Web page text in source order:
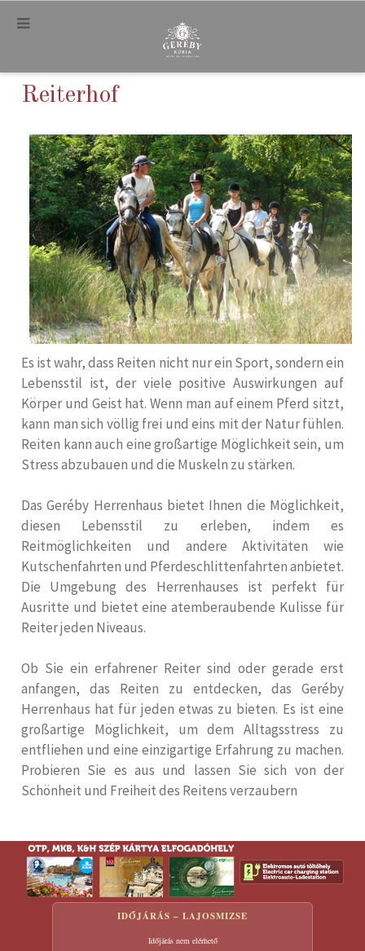
.
Reiterhof
Es ist wahr, dass Reiten nicht nur ein Sport, sondern ein
Lebensstil ist, der viele positive Auswirkungen auf
Körper und Geist hat. Wenn man auf einem Pferd sitzt,
kann man sich völlig frei und eins mit der Natur fühlen.
Reiten kann auch eine großartige Möglichkeit sein, um
Stress abzubauen und die Muskeln zu stärken.
Das Geréby Herrenhaus bietet Ihnen die Möglichkeit,
diesen Lebensstil zu erleben, indem es
Reitmöglichkeiten und andere Aktivitäten wie
Kutschenfahrten und Pferdeschlittenfahrten anbietet.
Die Umgebung des Herrenhauses ist perfekt für
Ausritte und bietet eine atemberaubende Kulisse für
Reiter jeden Niveaus.
Ob Sie ein erfahrener Reiter sind oder gerade erst
anfangen, das Reiten zu entdecken, das Geréby
Herrenhaus hat für jeden etwas zu bieten. Es ist eine
großartige Möglichkeit, um dem Alltagsstress zu
entfliehen und eine einzigartige Erfahrung zu machen.
Probieren Sie es aus und lassen Sie sich von der
Schönheit und Freiheit des Reitens verzaubern
IDŐJÁRÁS – LAJOSMIZSE
Időjárás nem elérhető